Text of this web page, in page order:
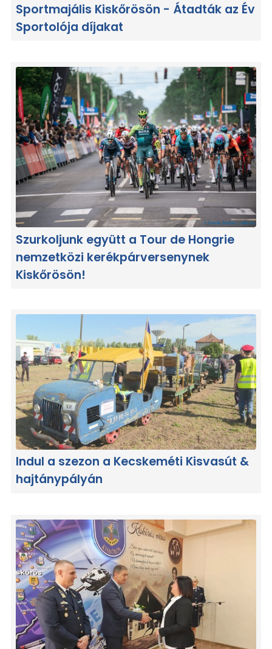
Sportmajális Kiskőrösön - Átadták az Év
Sportolója díjakat
Szurkoljunk együtt a Tour de Hongrie
nemzetközi kerékpárversenynek
Kiskőrösön!
Indul a szezon a Kecskeméti Kisvasút &
hajtánypályán